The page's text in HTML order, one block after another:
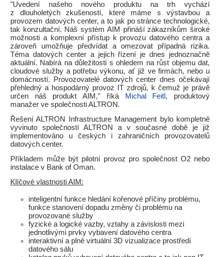
"Uvedení našeho nového produktu na trh vychází
z dlouholetých zkušeností, které máme s výstavbou a
provozem datových center, a to jak po stránce technologické,
tak konzultační. Náš systém AIM přináší zákazníkům široké
možnosti a komplexní přístup k provozu datového centra a
zároveň umožňuje předvídat a omezovat případná rizika.
Téma datových center a jejich řízení je dnes jednoznačně
aktuální. Nabírá na důležitosti s ohledem na růst objemu dat,
cloudové služby a potřebu výkonu, ať již ve firmách, nebo u
domácností. Provozovatelé datových center dnes očekávají
přehledný a hospodárný provoz IT zdrojů, k čemuž je právě
určen náš produkt AIM," říká
Michal Feitl , produktový
manažer ve společnosti ALTRON.
Řešení ALTRON Infrastructure Management bylo kompletně
vyvinuto společností ALTRON a v současné době je již
implementováno u českých i zahraničních provozovatelů
datových center.
Příkladem může být pilotní provoz pro společnost O2 nebo
instalace v Bank of Oman.
Klíčové vlastnosti AIM:
inteligentní funkce hledání kořenové příčiny problému,
funkce stanovení dopadu změny či problému na
provozované služby
fyzické a logické vazby, vztahy a závislosti mezi
jednotlivými prvky vybavení datového centra
interaktivní a plně virtuální 3D vizualizace prostředí
datového sálu